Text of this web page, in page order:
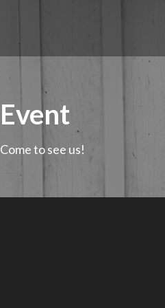
Event
Come to see us!